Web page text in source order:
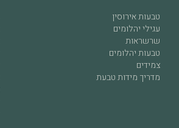
טבעות אירוסין
עגילי יהלומים
שרשראות
טבעות יהלומים
צמידים
מדריך מידות טבעת